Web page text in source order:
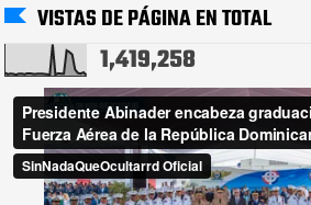
VISTAS DE PÁGINA EN TOTAL
1,419,258